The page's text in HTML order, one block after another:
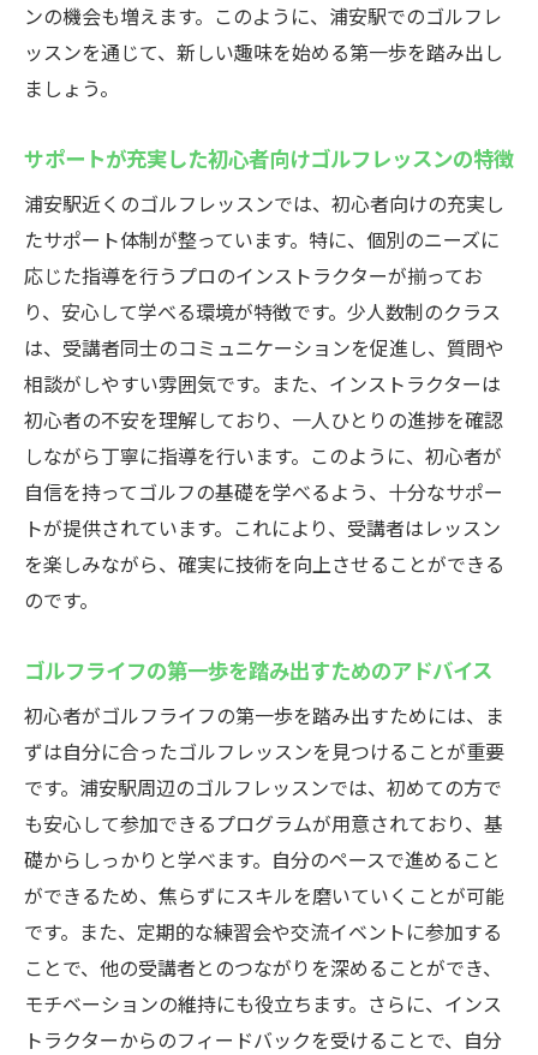
ンの機会も増えます。このように、浦安駅でのゴルフレ
ッスンを通じて、新しい趣味を始める第一歩を踏み出し
ましょう。
サポートが充実した初心者向けゴルフレッスンの特徴
浦安駅近くのゴルフレッスンでは、初心者向けの充実し
たサポート体制が整っています。特に、個別のニーズに
応じた指導を行うプロのインストラクターが揃ってお
り、安心して学べる環境が特徴です。少人数制のクラス
は、受講者同士のコミュニケーションを促進し、質問や
相談がしやすい雰囲気です。また、インストラクターは
初心者の不安を理解しており、一人ひとりの進捗を確認
しながら丁寧に指導を行います。このように、初心者が
自信を持ってゴルフの基礎を学べるよう、十分なサポー
トが提供されています。これにより、受講者はレッスン
を楽しみながら、確実に技術を向上させることができる
のです。
ゴルフライフの第一歩を踏み出すためのアドバイス
初心者がゴルフライフの第一歩を踏み出すためには、ま
ずは自分に合ったゴルフレッスンを見つけることが重要
です。浦安駅周辺のゴルフレッスンでは、初めての方で
も安心して参加できるプログラムが用意されており、基
礎からしっかりと学べます。自分のペースで進めること
ができるため、焦らずにスキルを磨いていくことが可能
です。また、定期的な練習会や交流イベントに参加する
ことで、他の受講者とのつながりを深めることができ、
モチベーションの維持にも役立ちます。さらに、インス
トラクターからのフィードバックを受けることで、自分